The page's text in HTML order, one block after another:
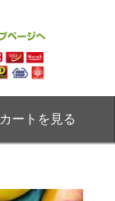
カートを見る